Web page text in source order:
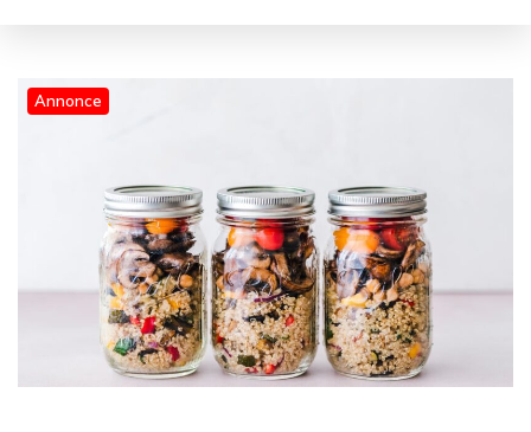
Løvegården uden gluten
Annonce